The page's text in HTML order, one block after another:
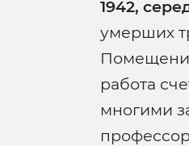
1942,
умерших
работа
многими